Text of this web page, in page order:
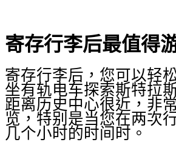
寄存行李后最值得
寄存行李后，您可以轻
坐有轨电车探索斯特拉
距离历史中心很近，非
览，特别是当您在两次
几个小时的时间时。